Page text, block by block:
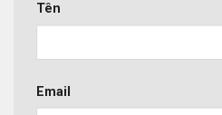
Tên
Email